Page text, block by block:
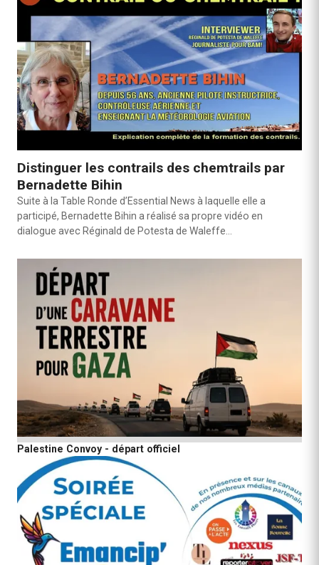
Distinguer les contrails des chemtrails par
Bernadette Bihin
Suite à la Table Ronde d’Essential News à laquelle elle a
participé, Bernadette Bihin a réalisé sa propre vidéo en
dialogue avec Réginald de Potesta de Waleffe…
Palestine Convoy - départ officiel